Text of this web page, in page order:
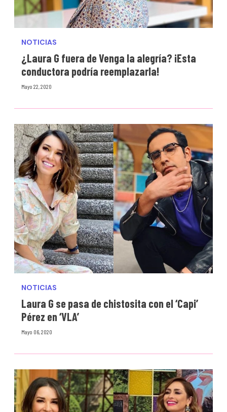
NOTICIAS
¿Laura G fuera de Venga la alegría? ¡Esta
conductora podría reemplazarla!
Mayo 22, 2020
NOTICIAS
Laura G se pasa de chistosita con el ‘Capi’
Pérez en ‘VLA’
Mayo 06, 2020